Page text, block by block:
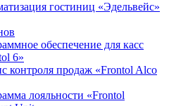
гостиниц «Эдельвейс»
обеспечение для касс
6»
контроля продаж «Frontol Alco
лояльности «Frontol